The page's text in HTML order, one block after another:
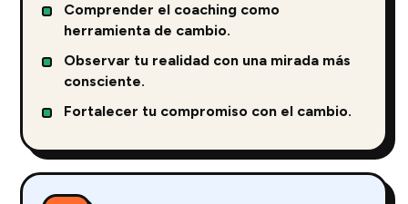
Comprender el coaching como
herramienta de cambio.
Observar tu realidad con una mirada más
consciente.
Fortalecer tu compromiso con el cambio.